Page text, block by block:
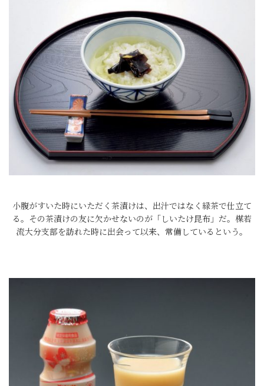
小腹がすいた時にいただく茶漬けは、出汁ではなく緑茶で仕立て
る。その茶漬けの友に欠かせないのが「しいたけ昆布」だ。楳若
流大分支部を訪れた時に出会って以来、常備しているという。